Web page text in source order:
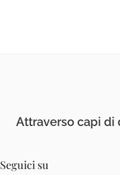
Attraverso capi di
Seguici su